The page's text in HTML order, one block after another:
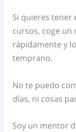
Si quieres tener
cursos, coge
rápidamente y
temprano.
No te puedo
días, ni cosas
Soy un mentor